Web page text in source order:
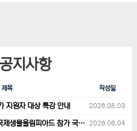
공지사항
제목 작성일
원자 대상 특강 안내 2026.08.03
[필독] 2027년 제38회 국제생물올림피아드 참가 국가대표 1차후보자 선발고사 범위 및 일정 안내 2026.06.04